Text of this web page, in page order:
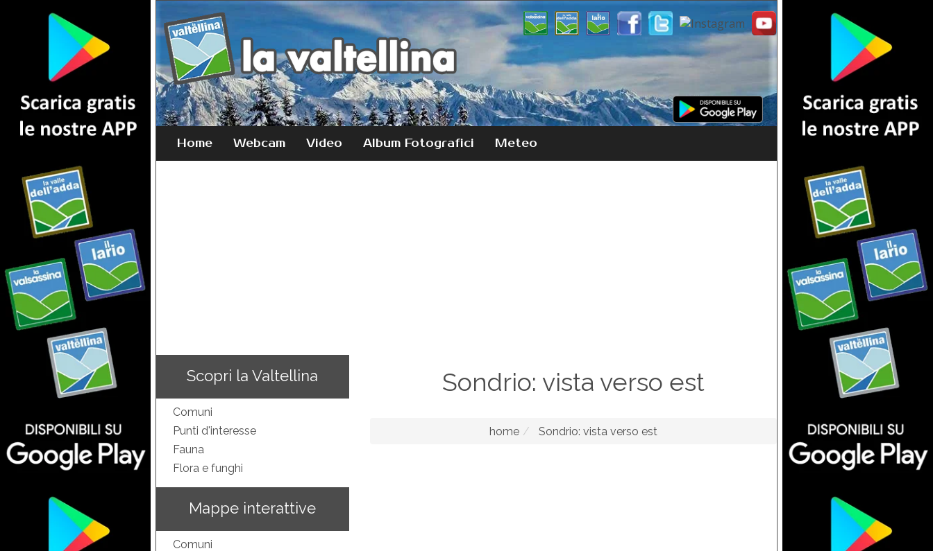
Home Webcam Video Album Fotografici Meteo
Scopri la Valtellina
Comuni
Punti d'interesse
Fauna
Flora e funghi
Mappe interattive
Comuni
Sondrio: vista verso est
home Sondrio: vista verso est